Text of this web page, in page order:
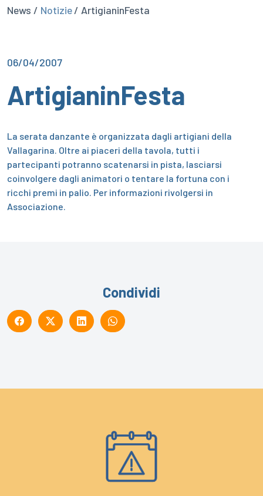
News / Notizie/ ArtigianinFesta
06/04/2007
ArtigianinFesta
La serata danzante è organizzata dagli artigiani della
Vallagarina. Oltre ai piaceri della tavola, tutti i
partecipanti potranno scatenarsi in pista, lasciarsi
coinvolgere dagli animatori o tentare la fortuna con i
ricchi premi in palio. Per informazioni rivolgersi in
Associazione.
Condividi